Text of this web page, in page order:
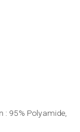
: 95% Polyamide,